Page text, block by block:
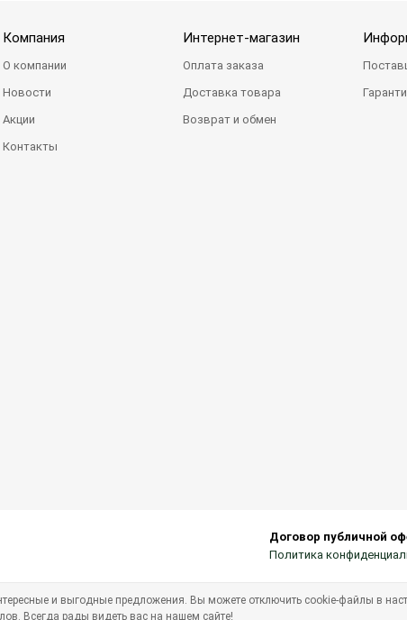
Компания
О компании
Новости
Акции
Контакты
Интернет-магазин
Оплата заказа
Доставка товара
Возврат и обмен
Договор публичной
Политика
и выгодные предложения. Вы можете отключить cookie-файлы в
Всегда рады видеть вас на нашем сайте!